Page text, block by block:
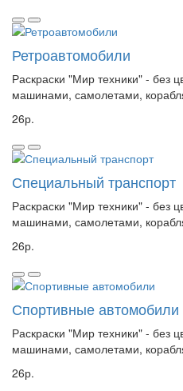
Ретроавтомобили
Раскраски "Мир техники" - без
машинами, самолетами,
26р.
Специальный транспорт
Раскраски "Мир техники" - без
машинами, самолетами,
26р.
Спортивные автомобили
Раскраски "Мир техники" - без
машинами, самолетами,
26р.